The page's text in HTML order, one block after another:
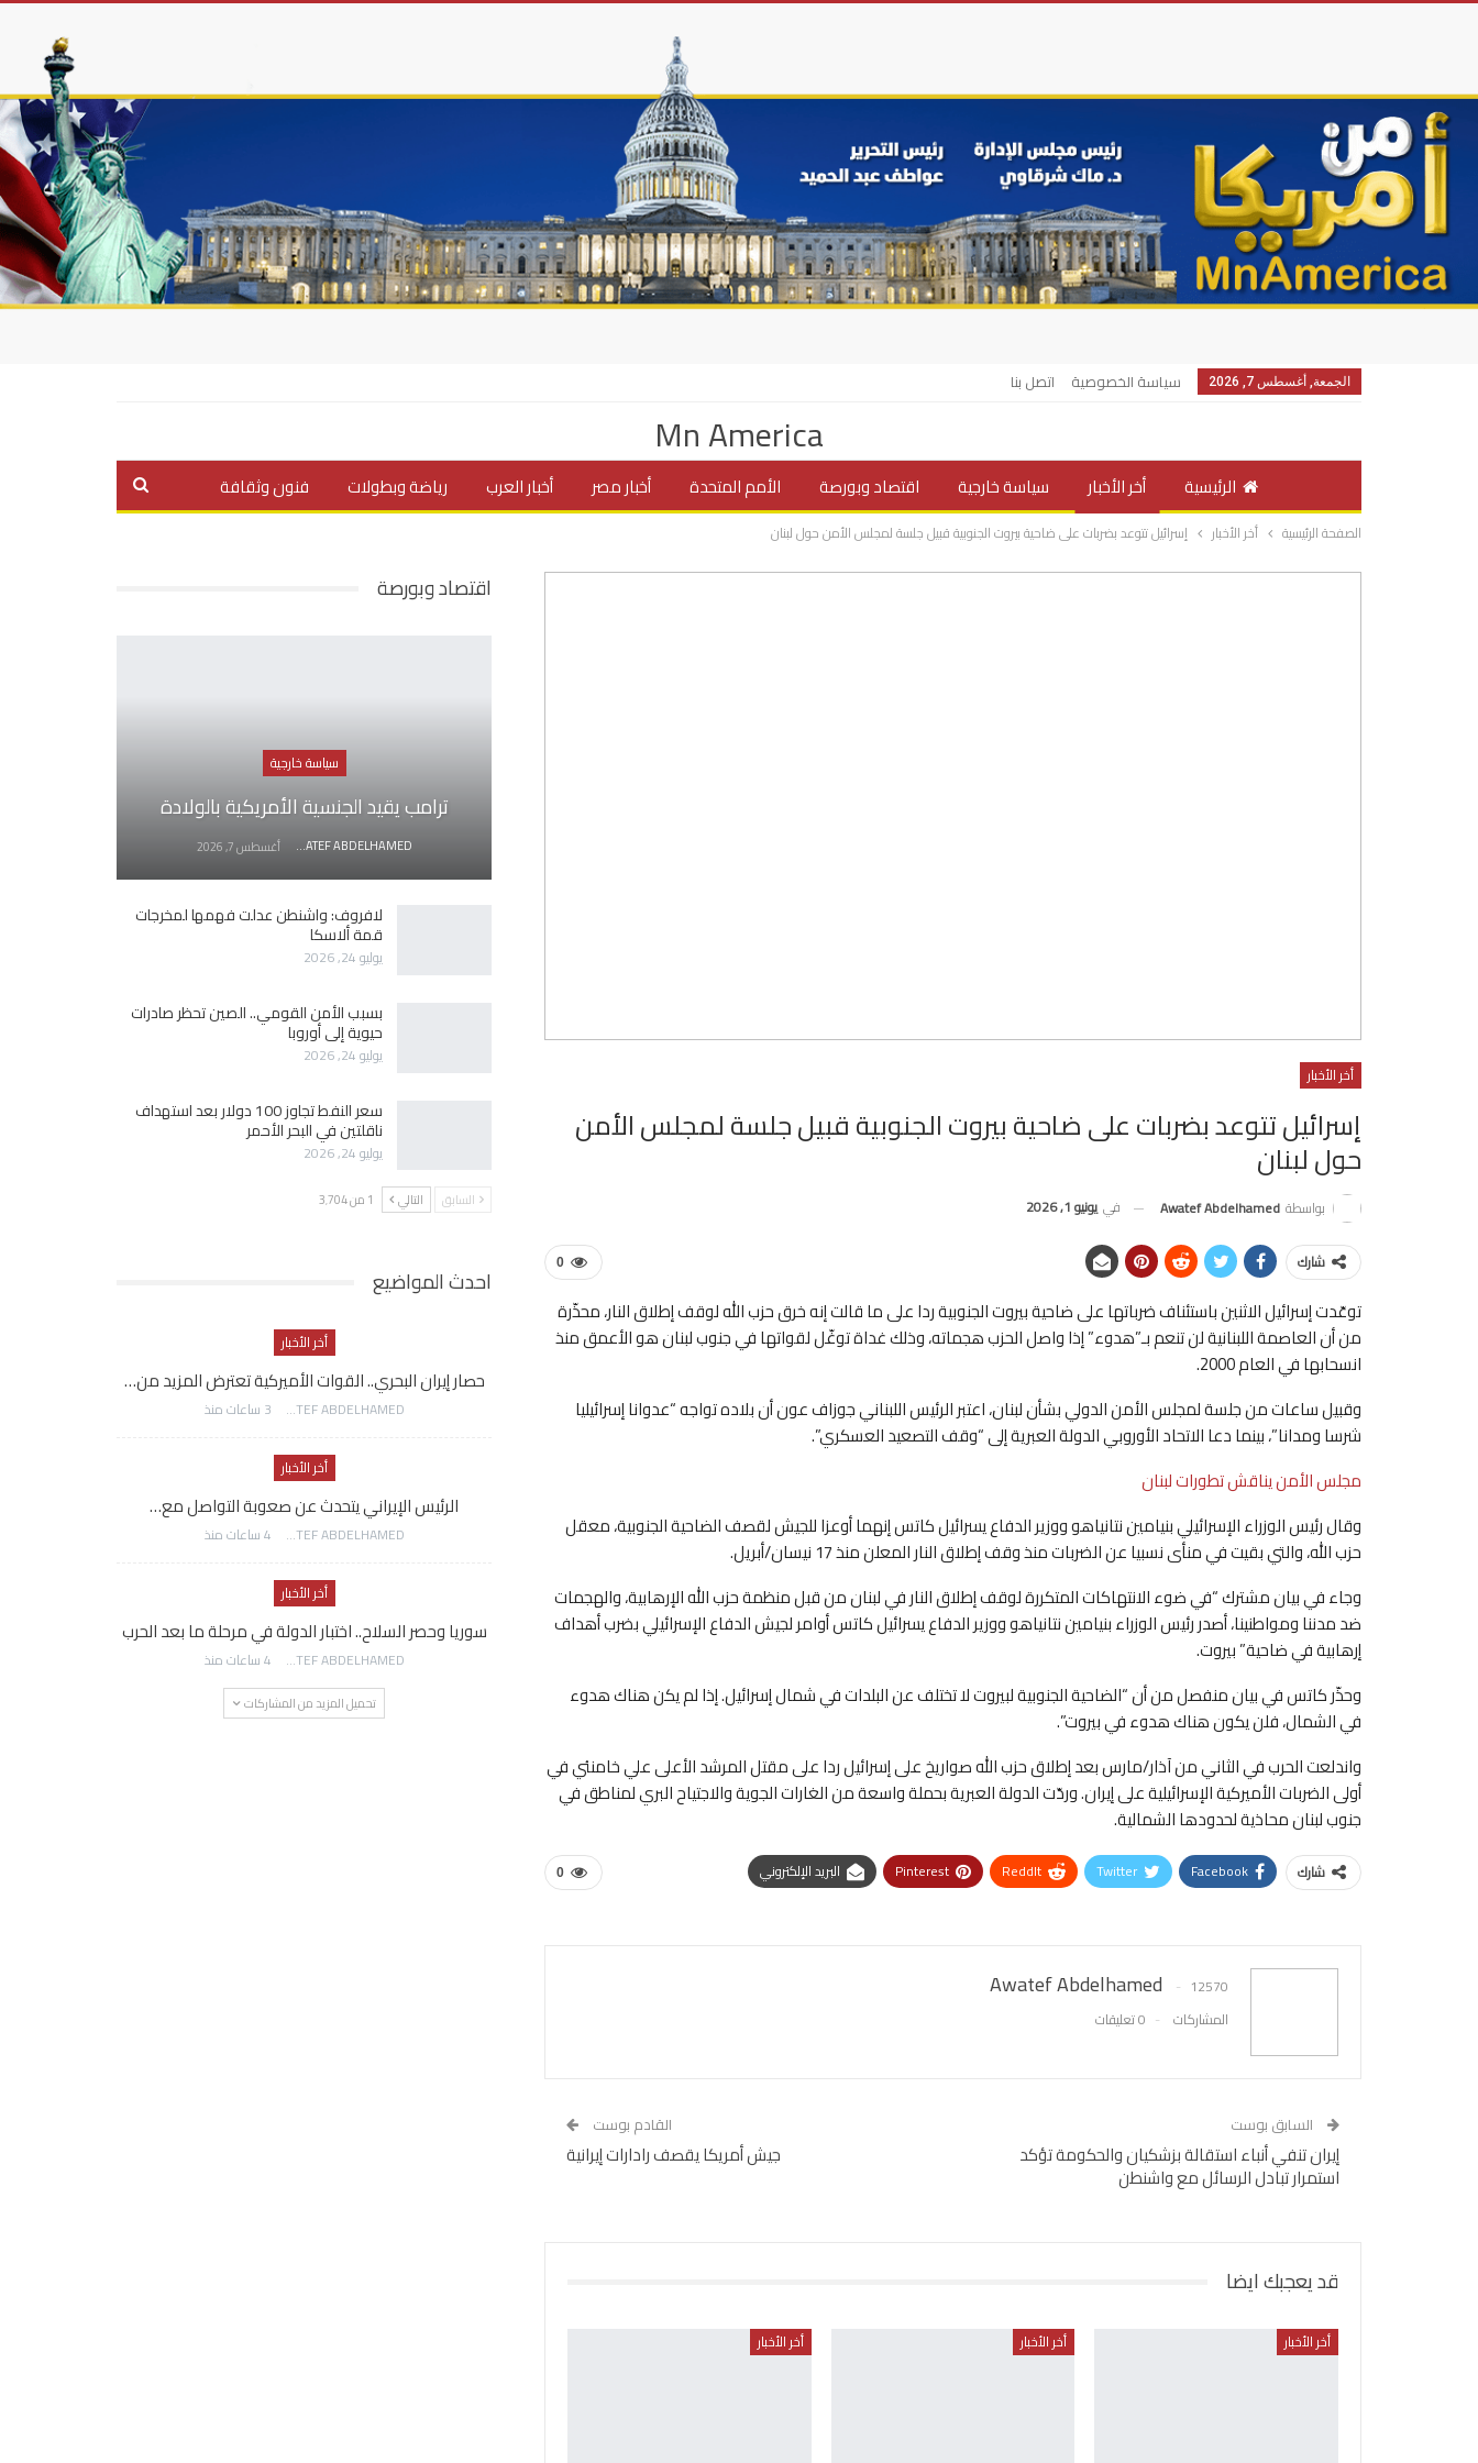
الجمعة, أغسطس 7, 2026 سياسة الخصوصية اتصل بنا
Mn America
الرئيسية أخر الأخبار سياسة خارجية اقتصاد وبورصة الأمم المتحدة أخبار مصر أخبار العرب رياضة وبطولات
فنون وثقافة
صحة وتغذية
المرأة والحياة المنح الدراسية مقالات الصفحة الرئيسية أخر الأخبار إسرائيل تتوعد بضربات على ضاحية بيروت الجنوبية قبيل جلسة لمجلس الأمن حول لبنان
أخر الأخبار
إسرائيل تتوعد بضربات على ضاحية بيروت الجنوبية قبيل جلسة لمجلس الأمن
حول لبنان
بواسطة Awatef Abdelhamed في يونيو 1, 2026
0 شارك
توعّدت إسرائيل الاثنين باستئناف ضرباتها على ضاحية بيروت الجنوبية ردا على ما قالت إنه خرق حزب الله لوقف إطلاق النار، محذّرة
من أن العاصمة اللبنانية لن تنعم بـ”هدوء” إذا واصل الحزب هجماته، وذلك غداة توغّل لقواتها في جنوب لبنان هو الأعمق منذ
انسحابها في العام 2000.
وقبيل ساعات من جلسة لمجلس الأمن الدولي بشأن لبنان، اعتبر الرئيس اللبناني جوزاف عون أن بلاده تواجه “عدوانا إسرائيليا
شرسا ومدانا”، بينما دعا الاتحاد الأوروبي الدولة العبرية إلى “وقف التصعيد العسكري”.
مجلس الأمن يناقش تطورات لبنان
وقال رئيس الوزراء الإسرائيلي بنيامين نتانياهو ووزير الدفاع يسرائيل كاتس إنهما أوعزا للجيش لقصف الضاحية الجنوبية، معقل
حزب الله، والتي بقيت في منأى نسبيا عن الضربات منذ وقف إطلاق النار المعلن منذ 17 نيسان/أبريل.
وجاء في بيان مشترك “في ضوء الانتهاكات المتكررة لوقف إطلاق النار في لبنان من قبل منظمة حزب الله الإرهابية، والهجمات
ضد مدننا ومواطنينا، أصدر رئيس الوزراء بنيامين نتانياهو ووزير الدفاع يسرائيل كاتس أوامر لجيش الدفاع الإسرائيلي بضرب أهداف
إرهابية في ضاحية” بيروت.
وحذّر كاتس في بيان منفصل من أن “الضاحية الجنوبية لبيروت لا تختلف عن البلدات في شمال إسرائيل. إذا لم يكن هناك هدوء
في الشمال، فلن يكون هناك هدوء في بيروت”.
واندلعت الحرب في الثاني من آذار/مارس بعد إطلاق حزب الله صواريخ على إسرائيل ردا على مقتل المرشد الأعلى علي خامنئي في
أولى الضربات الأميركية الإسرائيلية على إيران. وردّت الدولة العبرية بحملة واسعة من الغارات الجوية والاجتياح البري لمناطق في
جنوب لبنان محاذية لحدودها الشمالية.
0 شارك Facebook
Twitter
ReddIt
Pinterest البريد الإلكتروني
Awatef Abdelhamed
12570
المشاركات
0 تعليقات
السابق بوست
إيران تنفي أنباء استقالة بزشكيان والحكومة تؤكد
استمرار تبادل الرسائل مع واشنطن
القادم بوست
جيش أمريكا يقصف رادارات إيرانية
قد يعجبك ايضا
أخر الأخبار أخر الأخبار أخر الأخبار
اقتصاد وبورصة
سياسة خارجية
ترامب يقيد الجنسية الأمريكية بالولادة
AWATEF ABDELHAMED أغسطس 7, 2026
لافروف: واشنطن عدلت فهمها لمخرجات
قمة ألاسكا
يوليو 24, 2026
بسبب الأمن القومي.. الصين تحظر صادرات
حيوية إلى أوروبا
يوليو 24, 2026
سعر النفط تجاوز 100 دولار بعد استهداف
ناقلتين في البحر الأحمر
يوليو 24, 2026
السابق التالي 1 من 3٬704
احدث المواضيع
أخر الأخبار
حصار إيران البحري.. القوات الأميركية تعترض المزيد من…
AWATEF ABDELHAMED 3 ساعات منذ
أخر الأخبار
الرئيس الإيراني يتحدث عن صعوبة التواصل مع…
AWATEF ABDELHAMED 4 ساعات منذ
أخر الأخبار
سوريا وحصر السلاح.. اختبار الدولة في مرحلة ما بعد الحرب
AWATEF ABDELHAMED 4 ساعات منذ
تحميل المزيد من المشاركات